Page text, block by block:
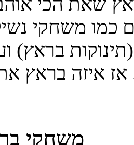
כמו משחקי
בראץ)
משחקי